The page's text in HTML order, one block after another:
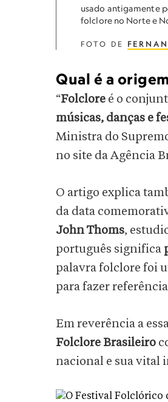
usado antigamente
folclore no Norte e
FOTO DE
Qual é a
“Folclore é o
músicas, danças e
Ministra do
no site da Agência
O artigo explica
da data
John Thoms,
português significa
palavra folclore foi
para fazer
Em reverência a
Folclore Brasileiro
nacional e sua vital